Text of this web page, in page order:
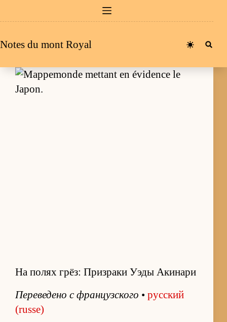
au
Notes du mont Royal
На полях грёз: Призраки Уэды Акинари
Пе­ре­ве­дено с фран­цуз­ского • рус­ский
(russe)